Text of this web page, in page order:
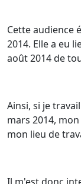
Cette audience
2014. Elle a eu
août 2014 de
Ainsi, si je
mars 2014,
mon lieu de